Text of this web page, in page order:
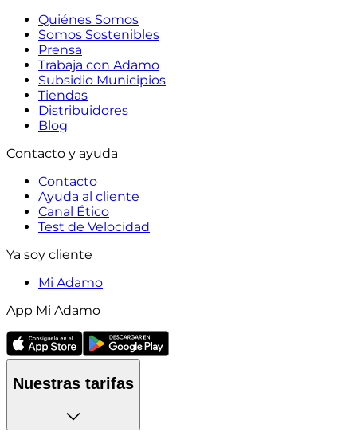
Quiénes Somos
Somos Sostenibles
Prensa
Trabaja con Adamo
Subsidio Municipios
Tiendas
Distribuidores
Blog
Contacto y ayuda
Contacto
Ayuda al cliente
Canal Ético
Test de Velocidad
Ya soy cliente
Mi Adamo
App Mi Adamo
Nuestras tarifas